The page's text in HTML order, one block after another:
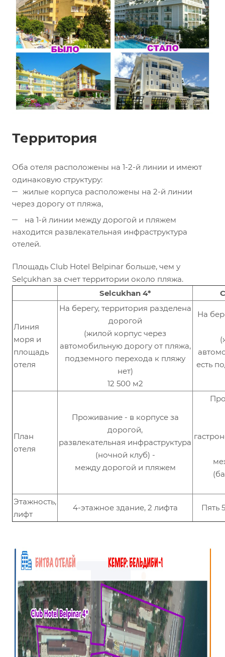
Территория
Оба отеля расположены на 1-2-й линии и имеют
одинаковую структуру:
жилые корпуса расположены на 2-й линии
через дорогу от пляжа,
на 1-й линии между дорогой и пляжем
находится развлекательная инфраструктура
отелей.
Площадь Club Hotel Belpinar больше, чем у
Selçukhan за счет территории около пляжа.
Selcukhan 4*
Линия
моря и
площадь
отеля
На берегу, территория разделена
дорогой
(жилой корпус через
автомобильную дорогу от пляжа,
подземного перехода к пляжу
нет)
12 500 м2
На
есть
План
отеля
Проживание - в корпусе за
дорогой,
развлекательная инфраструктура
(ночной клуб) -
между дорогой и пляжем
Этажность,
лифт
4-этажное здание, 2 лифта Пять